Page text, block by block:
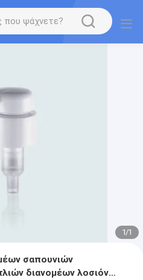
1/1
σαπουνιών
διανομέων λοσιόν